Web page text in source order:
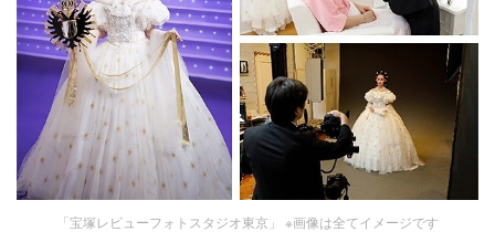
「宝塚レビューフォトスタジオ東京」 ※画像は全てイメージです